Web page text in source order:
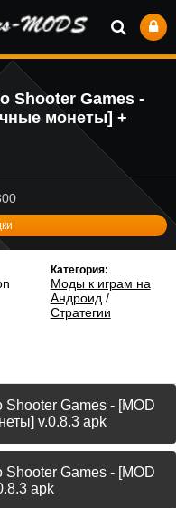
Shooter Games -
монеты] +
Категория:
Моды к играм на
Андроид /
Стратегии
Games - [MOD
v.0.8.3 apk
Games - [MOD
apk